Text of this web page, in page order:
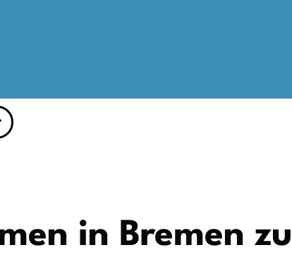
in Bremen